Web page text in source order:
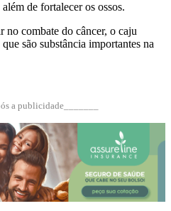
de fortalecer os ossos.
no combate do câncer, o caju
são substância importantes na
a publicidade_______